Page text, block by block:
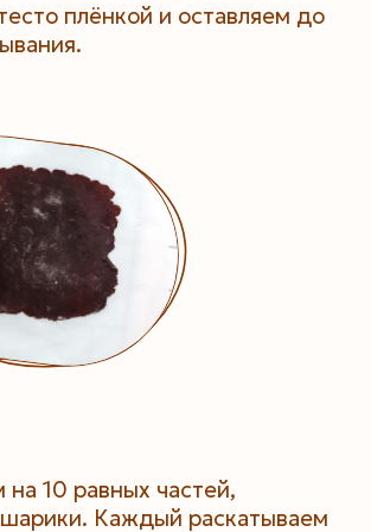
плёнкой и оставляем до
на 10 равных частей,
Каждый раскатываем